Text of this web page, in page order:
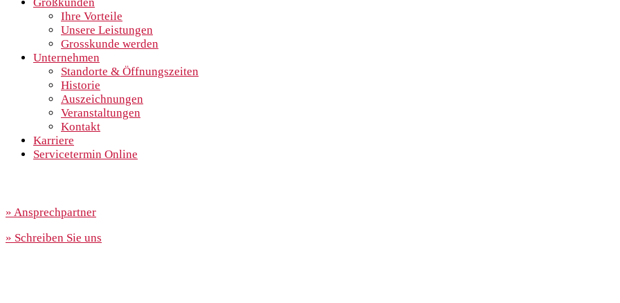
Ihre Vorteile
Unsere Leistungen
Grosskunde werden
Unternehmen
Standorte & Öffnungszeiten
Historie
Auszeichnungen
Veranstaltungen
Kontakt
Karriere
Servicetermin Online
» Ansprechpartner
» Schreiben Sie uns